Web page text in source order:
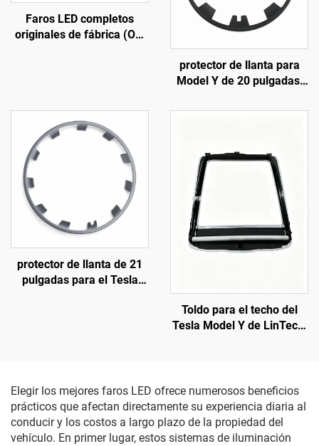
Faros LED completos
originales de fábrica (OE:
rayos UV, alcance del haz
largo de 850 m y vida útil
de 50 000 h, para
reemplazo de faros en
Model 3/Y y exportación
protector de llanta para
Model Y de 20 pulgadas,
protector de llanta de 21
pulgadas para el Tesla
Toldo para el techo del
Tesla Model Y de LinTech,
Elegir los mejores faros LED ofrece numerosos beneficios
prácticos que afectan directamente su experiencia diaria al
conducir y los costos a largo plazo de la propiedad del
vehículo. En primer lugar, estos sistemas de iluminación